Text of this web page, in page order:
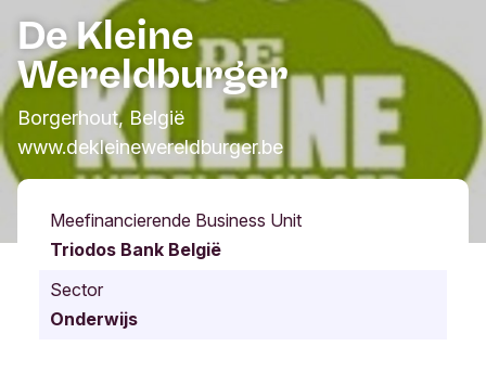
De Kleine
Wereldburger
Borgerhout, België
www.dekleinewereldburger.be
Meefinancierende Business Unit
Triodos Bank België
Sector
Onderwijs